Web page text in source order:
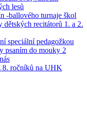
lesů
-ballového turnaje škol
recitátorů 1. a 2.
speciální pedagožkou
psaním do mouky 2
8. ročníků na UHK